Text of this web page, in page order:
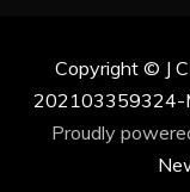
Copyright © J
202103359324-
Proudly